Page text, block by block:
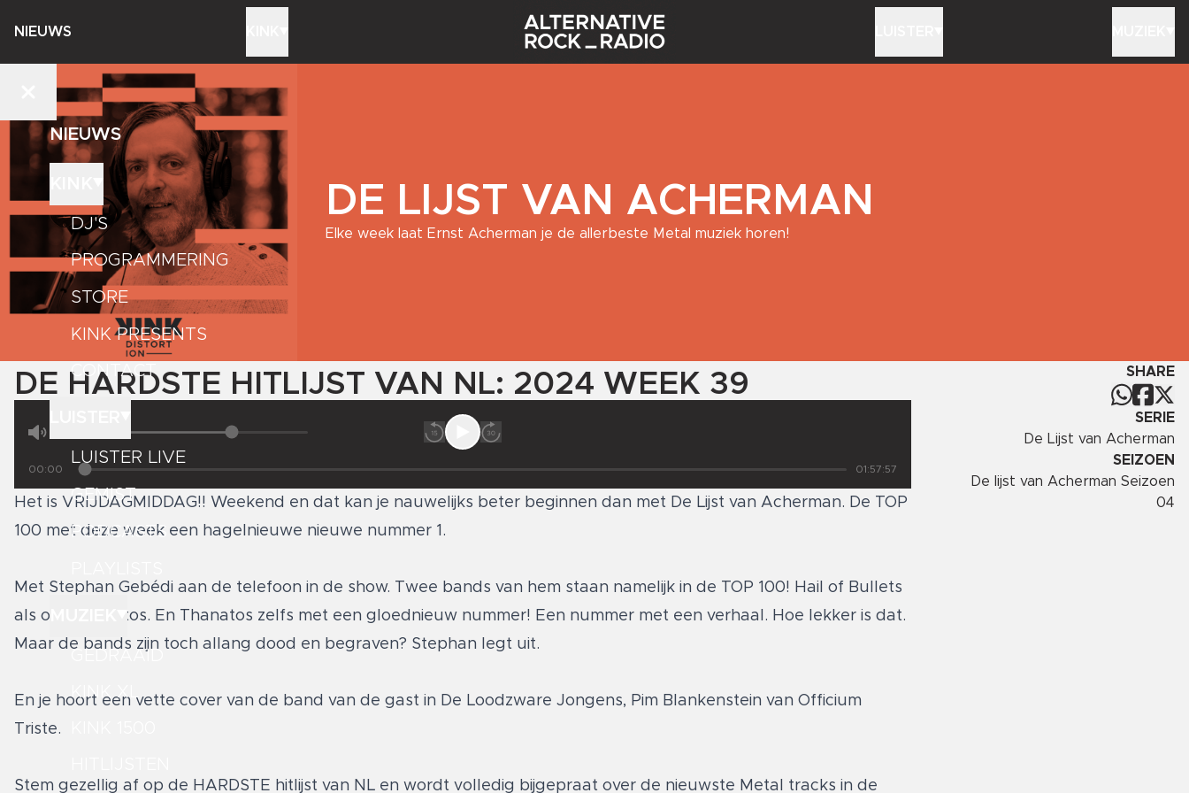
NIEUWS
NIEUWS
DJ'S
PROGRAMMERING
STORE
KINK PRESENTS
CONTACT
LUISTER LIVE
GEMIST
PODCASTS
GEDRAAID
KINK XL
DE LIJST VAN ACHERMAN
Elke week laat Ernst Acherman je de allerbeste Metal muziek horen!
DE HARDSTE HITLIJST VAN NL: 2024 WEEK 39
00:00 01:57:57
Het is VRIJDAGMIDDAG!! Weekend en dat kan je nauwelijks beter beginnen dan met De Lijst van Acherman. De TOP
100 met deze week een hagelnieuwe nieuwe nummer 1.
Met Stephan Gebédi aan de telefoon in de show. Twee bands van hem staan namelijk in de TOP 100! Hail of Bullets
als ook Thanatos. En Thanatos zelfs met een gloednieuw nummer! Een nummer met een verhaal. Hoe lekker is dat.
Maar de bands zijn toch allang dood en begraven? Stephan legt uit.
En je hoort een vette cover van de band van de gast in De Loodzware Jongens, Pim Blankenstein van Officium
Triste.
Stem gezellig af op de HARDSTE hitlijst van NL en wordt volledig bijgepraat over de nieuwste Metal tracks in de
SHARE
SERIE
De Lijst van Acherman
SEIZOEN
De lijst van Acherman Seizoen
04